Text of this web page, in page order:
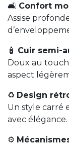
🛋️ Confort
Assise
🧴 Cuir semi-
Doux au
aspect
♻️ Design
Un style carré
avec élégance.
⚙️